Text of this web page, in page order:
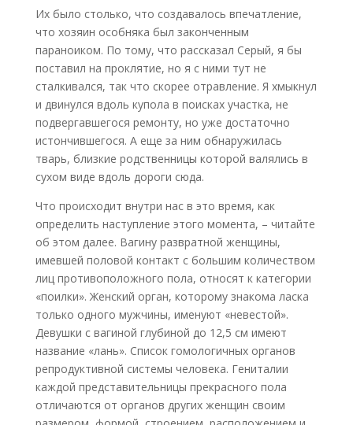
Их было столько, что создавалось впечатление,
что хозяин особняка был законченным
параноиком. По тому, что рассказал Серый, я бы
поставил на проклятие, но я с ними тут не
сталкивался, так что скорее отравление. Я хмыкнул
и двинулся вдоль купола в поисках участка, не
подвергавшегося ремонту, но уже достаточно
истончившегося. А еще за ним обнаружилась
тварь, близкие родственницы которой валялись в
сухом виде вдоль дороги сюда.
Что происходит внутри нас в это время, как
определить наступление этого момента, – читайте
об этом далее. Вагину развратной женщины,
имевшей половой контакт с большим количеством
лиц противоположного пола, относят к категории
«поилки». Женский орган, которому знакома ласка
только одного мужчины, именуют «невестой».
Девушки с вагиной глубиной до 12,5 см имеют
название «лань». Список гомологичных органов
репродуктивной системы человека. Гениталии
каждой представительницы прекрасного пола
отличаются от органов других женщин своим